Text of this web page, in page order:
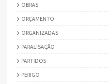
OBRAS
ORÇAMENTO
ORGANIZADAS
PARALISAÇÃO
PARTIDOS
PERIGO